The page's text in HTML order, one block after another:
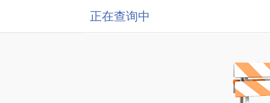
正在查询中